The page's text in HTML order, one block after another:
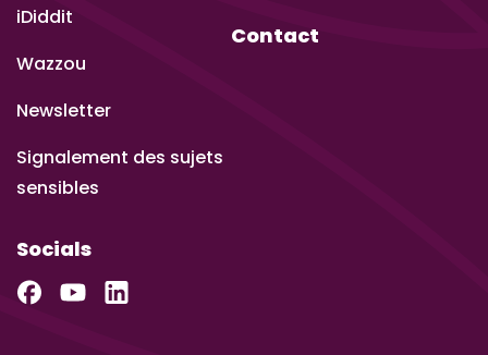
iDiddit
Wazzou
Newsletter
Signalement des sujets
sensibles
Contact
Socials